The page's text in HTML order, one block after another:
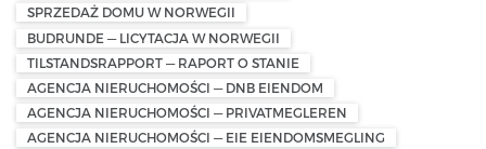
SPRZEDAŻ DOMU W NORWEGII
BUDRUNDE — LICYTACJA W NORWEGII
TILSTANDSRAPPORT — RAPORT O STANIE
AGENCJA NIERUCHOMOŚCI — DNB EIENDOM
AGENCJA NIERUCHOMOŚCI — PRIVATMEGLEREN
AGENCJA NIERUCHOMOŚCI — EIE EIENDOMSMEGLING